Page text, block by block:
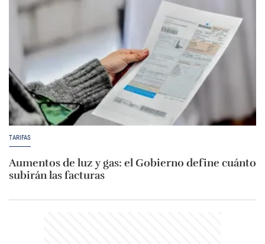
TARIFAS
Aumentos de luz y gas: el Gobierno define cuánto
subirán las facturas